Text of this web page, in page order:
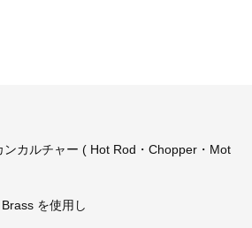
ンカルチャー ( Hot Rod・Chopper・Mot
を使用し